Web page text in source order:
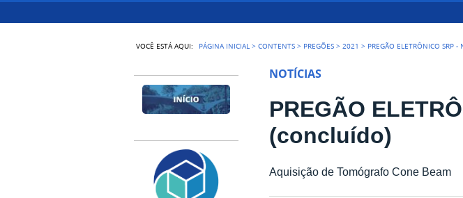
VOCÊ ESTÁ AQUI: PÁGINA INICIAL >CONTENTS > PREGÕES >2021 > PREGÃO ELETRÔNICO SRP
NOTÍCIAS
PREGÃO
(concluído)
Aquisição de Tomógrafo Cone Beam